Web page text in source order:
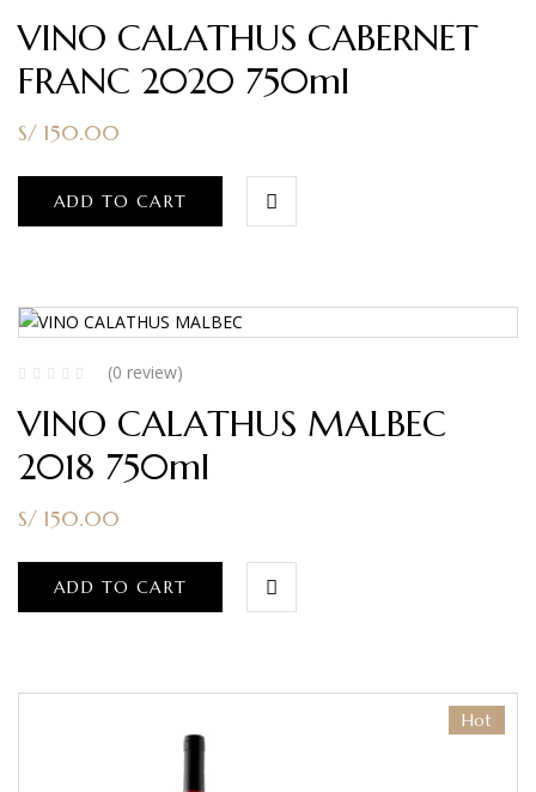
VINO CALATHUS CABERNET
FRANC 2020 750ml
S/ 150.00
ADD TO CART
(0 review)
VINO CALATHUS MALBEC
2018 750ml
S/ 150.00
ADD TO CART
Hot